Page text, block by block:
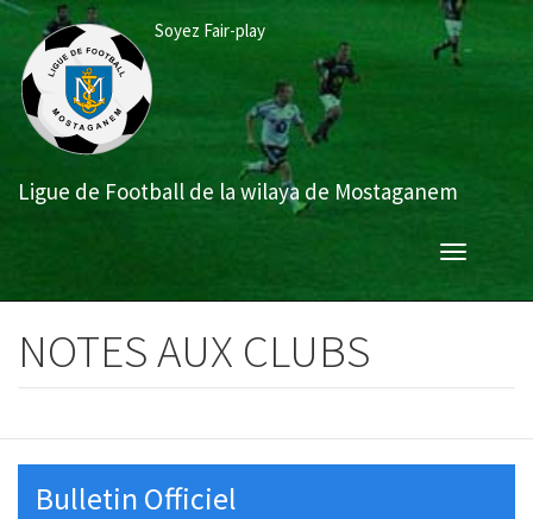
Aller
contenu
principal
Ligue de Football de la wilaya de Mostaganem
Soyez Fair-play
Toggle
NOTES AUX CLUBS
Bulletin Officiel